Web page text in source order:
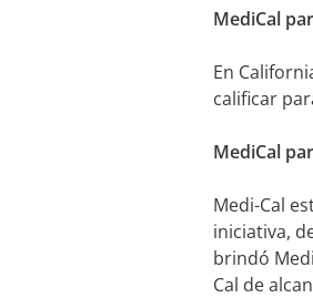
MediCal
En
calificar
MediCal
Medi-Cal
iniciativa,
brindó
Cal de